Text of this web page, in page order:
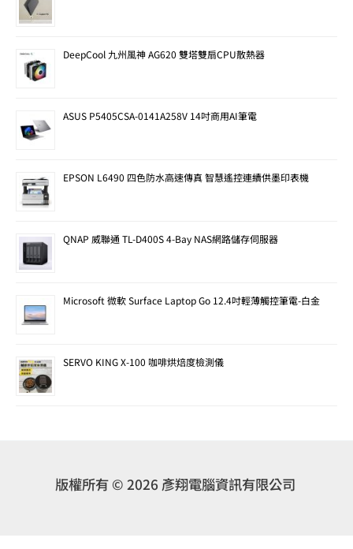
DeepCool 九州風神 AG620 雙塔雙扇CPU散熱器
ASUS P5405CSA-0141A258V 14吋商用AI筆電
EPSON L6490 四色防水高速傳真 智慧遙控連續供墨印表機
QNAP 威聯通 TL-D400S 4-Bay NAS網路儲存伺服器
Microsoft 微軟 Surface Laptop Go 12.4吋輕薄觸控筆電-白金
SERVO KING X-100 咖啡烘焙度檢測儀
版權所有 © 2026 彥翔電腦資訊有限公司